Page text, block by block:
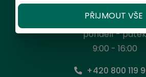
Bezplatná zákaznická
pondělí - pátek
9:00 - 16:00
+420 800 119
PŘIJMOUT VŠE